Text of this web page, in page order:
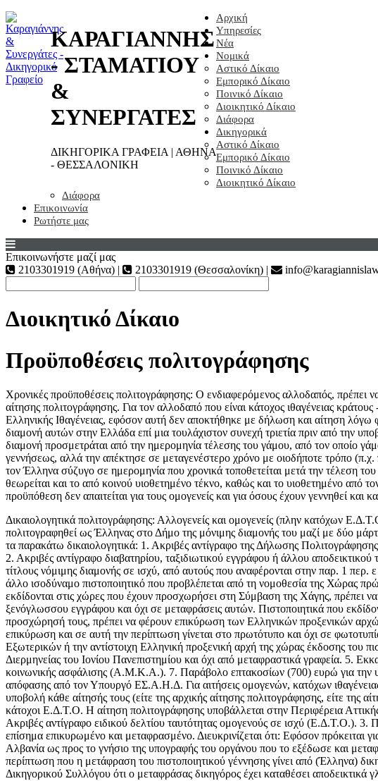
ΚΑΡΑΓΙΑΝΝΗΣ
- ΣΤΑΜΑΤΙΟΥ
&
ΣΥΝΕΡΓΑΤΕΣ
ΔΙΚΗΓΟΡΙΚΑ ΓΡΑΦΕΙΑ | ΑΘΗΝΑ
- ΘΕΣΣΑΛΟΝΙΚΗ
Αρχική
Υπηρεσίες
Νέα
Νομικά
Αστικό Δίκαιο
Εμπορικό Δίκαιο
Ποινικό Δίκαιο
Διοικητικό Δίκαιο
Διάφορα
Δικηγορικά
Αστικό Δίκαιο
Εμπορικό Δίκαιο
Ποινικό Δίκαιο
Διοικητικό Δίκαιο
Διάφορα
Επικοινωνία
Ρωτήστε μας
Επικοινωνήστε μαζί μας
2103301919 (Αθήνα) |
2103301919 (Θεσσαλονίκη) |
Διοικητικό Δίκαιο
Προϋποθέσεις πολιτογράφησης
Χρονικές προϋποθέσεις πολιτογράφησης: Ο ενδιαφερόμενος αλλοδαπός, πρέπει
αίτησης πολιτογράφησης. Για τον αλλοδαπό που είναι κάτοχος ιθαγένειας
Ελληνικής Ιθαγένειας, εφόσον αυτή δεν αποκτήθηκε με δήλωση και αίτηση λόγω
διαμονή αυτών στην Ελλάδα επί μια τουλάχιστον συνεχή τριετία πριν από την
διαμονή προσμετράται από την ημερομηνία τέλεσης του γάμου, από τον οποίο
γεννήσεως, αλλά την απέκτησε σε μεταγενέστερο χρόνο με οιοδήποτε τρόπο
τον Έλληνα σύζυγο σε ημερομηνία που χρονικά τοποθετείται μετά την τέλεση
θεωρείται και το από κοινού υιοθετημένο τέκνο, καθώς και το υιοθετημένο
προϋπόθεση δεν απαιτείται για τους ομογενείς και για όσους έχουν γεννηθεί και
Δικαιολογητικά πολιτογράφησης: Αλλογενείς και ομογενείς (πλην κατόχων
πολιτογραφηθεί ως Έλληνας στο Δήμο της μόνιμης διαμονής του μαζί με δύο
τα παρακάτω δικαιολογητικά: 1. Ακριβές αντίγραφο της Δήλωσης
2. Ακριβές αντίγραφο διαβατηρίου, ταξιδιωτικού εγγράφου ή άλλου
τίτλους νόμιμης διαμονής σε ισχύ, από αυτούς που αναφέρονται στην παρ. 1
άλλο ισοδύναμο πιστοποιητικό που προβλέπεται από τη νομοθεσία της Χώρας
εκδίδονται στις χώρες που έχουν προσχωρήσει στη Σύμβαση της Χάγης,
ξενόγλωσσου εγγράφου και όχι σε μεταφράσεις αυτών. Πιστοποιητικά που
προσχώρησή τους, πρέπει να φέρουν επικύρωση των Ελληνικών προξενικών
επικύρωση και σε αυτή την περίπτωση γίνεται στο πρωτότυπο και όχι σε
Εξωτερικών ή την αντίστοιχη Ελληνική προξενική αρχή της χώρας έκδοσης
Διερμηνείας του Ιονίου Πανεπιστημίου και όχι από μεταφραστικά γραφεία. 5.
κοινωνικής ασφάλισης (Α.Μ.Κ.Α.). 7. Παράβολο επτακοσίων (700) ευρώ για την
απόφασης από τον Υπουργό ΕΣ.Α.Η.Δ. Για αιτήσεις ομογενών, κατόχων
υποβολή κάθε αίτησής τους (είτε της αρχικής αίτησης πολιτογράφησης, είτε
κάτοχοι Ε.Δ.Τ.Ο. Η αίτηση πολιτογράφησης υποβάλλεται στην Περιφέρεια
Ακριβές αντίγραφο ειδικού δελτίου ταυτότητας ομογενούς σε ισχύ (Ε.Δ.Τ.Ο.). 3.
επίσημα επικυρωμένο και μεταφρασμένο. Διευκρινίζεται ότι: Εφόσον
Αλβανία ως προς το γνήσιο της υπογραφής του οργάνου που το εξέδωσε και
περίπτωση που η μετάφραση του πιστοποιητικού γέννησης γίνει από (Έλληνα)
Δικηγορικού Συλλόγου ότι ο μεταφράσας δικηγόρος έχει καταθέσει